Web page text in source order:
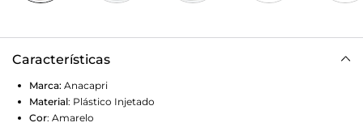
Características
Marca: Anacapri
Material: Plástico Injetado
Cor: Amarelo